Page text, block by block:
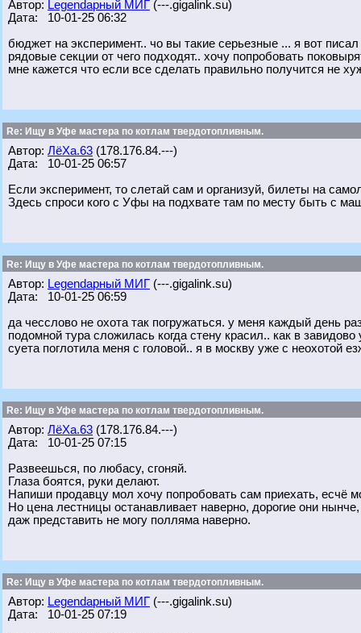
Автор: Legendарный МИГ (---.gigalink.su)
Дата: 10-01-25 06:32
бюджет на эксперимент.. чо вы такие серьезные ... я вот
рядовые секции от чего подходят.. хочу попробовать
мне кажется что если все сделать правильно получится не
Re: Ищу в Уфе мастера по котлам твердотопливным.
Автор: ЛёХа.63 (178.176.84.---)
Дата: 10-01-25 06:57
Если эксперимент, то слетай сам и организуй, билеты на
Здесь спроси кого с Уфы на подхвате там по месту быть с
Re: Ищу в Уфе мастера по котлам твердотопливным.
Автор: Legendарный МИГ (---.gigalink.su)
Дата: 10-01-25 06:59
да чесслово не охота так погружаться. у меня каждый день
подомной тура сложилась когда стену красил.. как в
суета поглотила меня с головой.. я в москву уже с неохотой
Re: Ищу в Уфе мастера по котлам твердотопливным.
Автор: ЛёХа.63 (178.176.84.---)
Дата: 10-01-25 07:15
Развеешься, по любасу, сгоняй.
Глаза боятся, руки делают.
Напиши продавцу мол хочу попробовать сам приехать, есчё
Но цена лестницы останавливает наверно, дорогие они
даж представить не могу полляма наверно.
Re: Ищу в Уфе мастера по котлам твердотопливным.
Автор: Legendарный МИГ (---.gigalink.su)
Дата: 10-01-25 07:19